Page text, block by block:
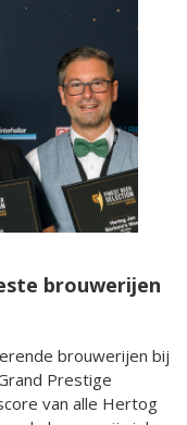
brouwerijen
brouwerijen bij
Prestige
van alle Hertog